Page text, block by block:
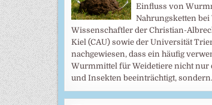
Einfluss von
Nahrungsketten bei
Wissenschaftler der Christian-
Kiel (CAU) sowie der Universität
nachgewiesen, dass ein häufig
Wurmmittel für Weidetiere nicht nur
und Insekten beeinträchtigt,